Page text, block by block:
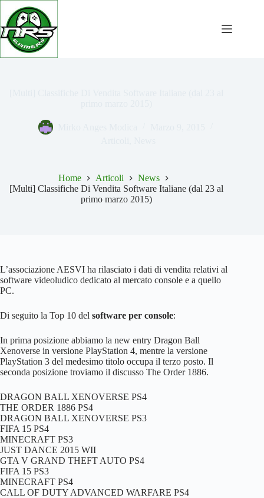
Salta
contenuto
Home Articoli
News
[Multi] Classifiche Di Vendita Software Italiane (dal 23 al
primo marzo 2015)
L’associazione AESVI ha rilasciato i dati di vendita relativi al
software videoludico dedicato al mercato console e a quello
PC.
Di seguito la Top 10 del software per console:
In prima posizione abbiamo la new entry Dragon Ball
Xenoverse in versione PlayStation 4, mentre la versione
PlayStation 3 del medesimo titolo occupa il terzo posto. Il
seconda posizione troviamo il discusso The Order 1886.
DRAGON BALL XENOVERSE PS4
THE ORDER 1886 PS4
DRAGON BALL XENOVERSE PS3
FIFA 15 PS4
MINECRAFT PS3
JUST DANCE 2015 WII
GTA V GRAND THEFT AUTO PS4
FIFA 15 PS3
MINECRAFT PS4
CALL OF DUTY ADVANCED WARFARE PS4